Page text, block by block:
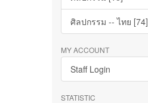
ศิลปกรรม -- ไทย [74]
MY ACCOUNT
Staff Login
STATISTIC